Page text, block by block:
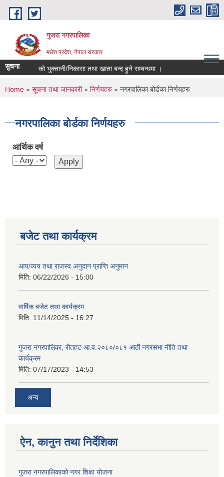
Skip to main content
गुजरा नगरपालिका
मधेश प्रदेश, नेपाल सरकार
सुचना
०८२/८३ को भु्क्तानी/निकासा तथा खाता बन्द हुने सम्बन्धमा ।
You are here
Home » सूचना तथा जानकारी» निर्णयहरु » नगरपालिका बोर्डका निर्णयहरु
नगरपालिका बोर्डका निर्णयहरु
आर्थिक वर्ष
बजेट तथा कार्यक्रम
आय/व्यय तथा राजस्व अनुदान प्राप्ति अनुमान
मिति: 06/22/2026 - 15:00
वार्षिक बजेट तथा कार्यक्रम
मिति: 11/14/2025 - 16:27
गुजरा नगरपालिका, रौतहट आ.व.२०८०/०८१ आठौं नगरसभा नीति तथा
कार्यक्रम
मिति: 07/17/2023 - 14:53
अन्य
ऐन, कानुन तथा निर्देशिका
गुजरा नगरपालिकाको नगर शिक्षा योजना